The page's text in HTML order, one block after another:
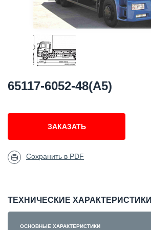
65117-6052-48(A5)
ЗАКАЗАТЬ
Сохранить в PDF
ТЕХНИЧЕСКИЕ ХАРАКТЕРИСТИКИ
ОСНОВНЫЕ ХАРАКТЕРИСТИКИ